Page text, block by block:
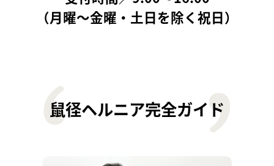
（月曜〜金曜・土日を除く祝日）
鼠径ヘルニア完全ガイド